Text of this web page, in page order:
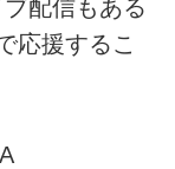
配信もある
応援するこ